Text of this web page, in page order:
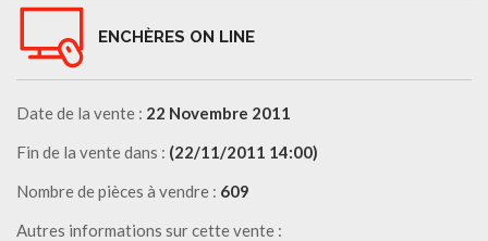
ENCHÈRES ON LINE
Date de la vente : 22 Novembre 2011
Fin de la vente dans : (22/11/2011 14:00)
Nombre de pièces à vendre : 609
Autres informations sur cette vente :